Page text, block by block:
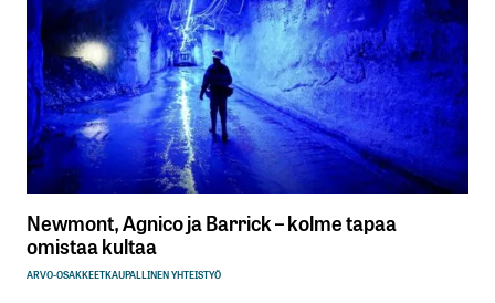
Newmont, Agnico ja Barrick – kolme tapaa
omistaa kultaa
ARVO-OSAKKEETKAUPALLINEN YHTEISTYÖ